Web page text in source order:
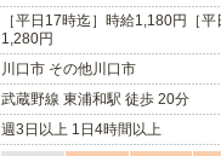
［平日17時迄］時給1,180円［
1,280円
川口市 その他川口市
武蔵野線 東浦和駅 徒歩 20分
週3日以上 1日4時間以上